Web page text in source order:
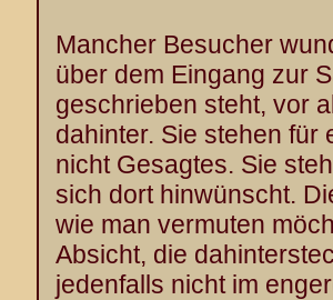
Mancher Besucher
über dem Eingang zur
geschrieben steht, vor
dahinter. Sie stehen für
nicht Gesagtes. Sie
sich dort hinwünscht.
wie man vermuten
Absicht, die
jedenfalls nicht im